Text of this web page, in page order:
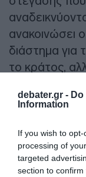
debater.gr -
Information
If you wish to
processing of
targeted
section to
ανακοινώσει
διάστημα για
το κράτος,
υπογράμμισε
καθώς η
έχει περάσει.